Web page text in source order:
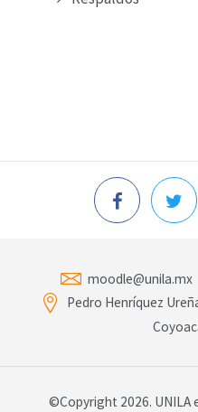
moodle@unila.mx
Pedro Henríquez
©Copyright 2026. UNILA